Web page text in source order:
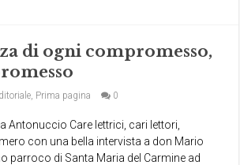
di ogni compromesso,
, Prima pagina 0
Antonuccio Care lettrici, cari lettori,
con una bella intervista a don Mario
parroco di Santa Maria del Carmine ad